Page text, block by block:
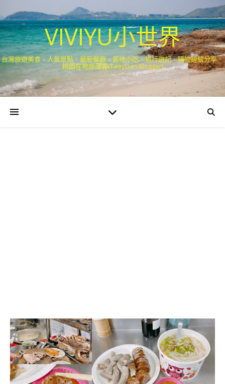
VIVIYU小世界
台灣旅遊美食、人氣景點、最新餐廳、各地小吃、旅行遊記、購物經驗分享．
桃園在地部落客(Taoyuan Blogger)